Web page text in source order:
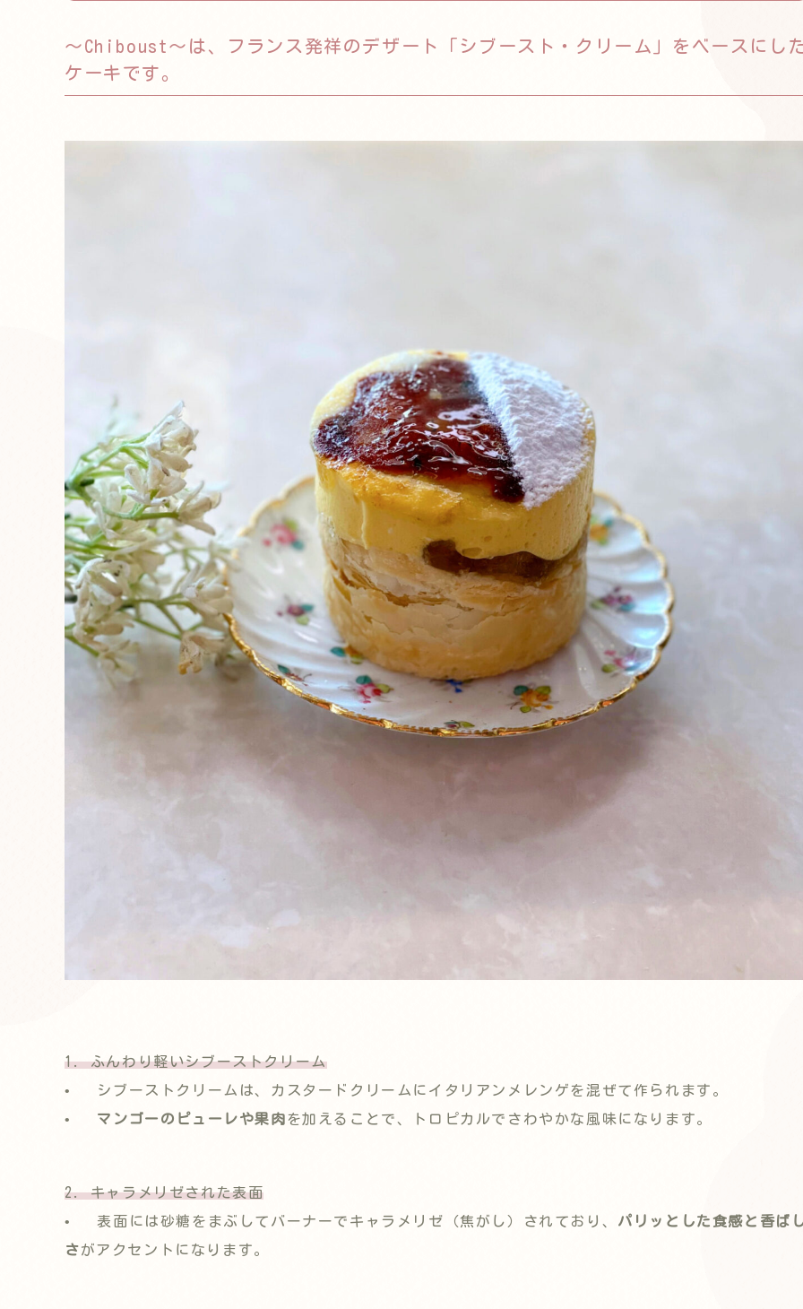
〜Chiboust〜は、フランス発祥のデザート「シブースト・クリーム」をベースにし
ケーキです。
1. ふんわり軽いシブーストクリーム
• シブーストクリームは、カスタードクリームにイタリアンメレンゲを混ぜて作られます。
• マンゴーのピューレや果肉を加えることで、トロピカルでさわやかな風味になります。
2. キャラメリゼされた表面
• 表面には砂糖をまぶしてバーナーでキャラメリゼ（焦がし）されており、 パリッとした食感と香ば
さがアクセントになります。